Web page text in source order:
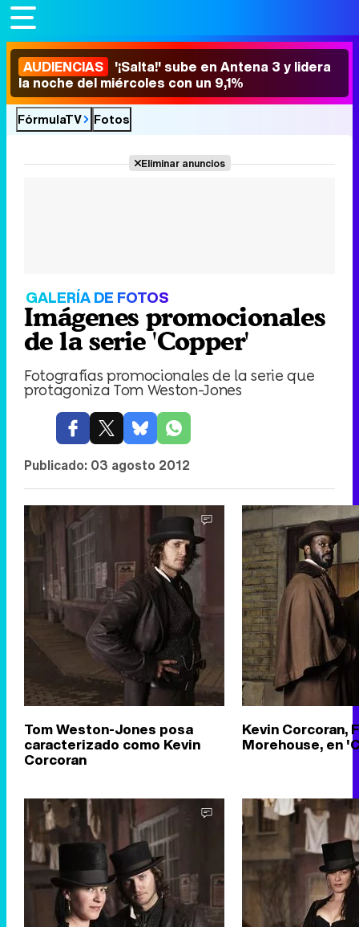
AUDIENCIAS '¡Salta!' sube en Antena 3 y lidera
la noche del miércoles con un 9,1%
FórmulaTV Fotos
Eliminar anuncios
GALERÍA DE FOTOS
Imágenes promocionales
de la serie 'Copper'
Fotografías promocionales de la serie que
protagoniza Tom Weston-Jones
Publicado: 03 agosto 2012
Tom Weston-Jones posa
caracterizado como Kevin
Corcoran
Kevin Corcoran,
Morehouse, en